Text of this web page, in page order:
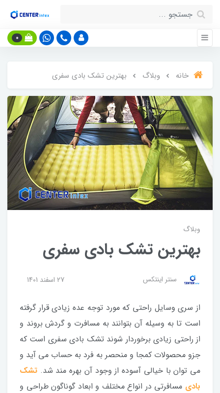
0
خانه وبلاگ بهترین تشک بادی سفری
وبلاگ
بهترین تشک بادی سفری
سنتر اینتکس 27 اسفند 1401
از سری وسایل راحتی که مورد توجه عده زیادی قرار گرفته
است تا به وسیله آن بتوانند به مسافرت و گردش بروند و
از راحتی زیادی برخوردار شوند تشک بادی سفری است که
جزو محصولات کمجا و منحصر به فرد به حساب می آید و
می توان با خیالی آسوده از وجود آن بهره مند شد. تشک
بادی مسافرتی در انواع مختلف و ابعاد گوناگون طراحی و